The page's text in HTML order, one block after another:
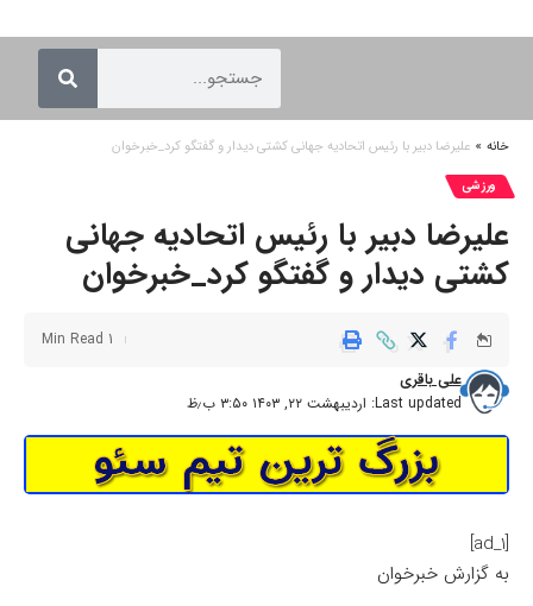
خانه » علیرضا دبیر با رئیس اتحادیه جهانی کشتی دیدار و گفتگو کرد_خبرخوان
ورزشی
علیرضا دبیر با رئیس اتحادیه جهانی
کشتی دیدار و گفتگو کرد_خبرخوان
Last updated: اردیبهشت ۲۲, ۱۴۰۳ ۳:۵۰ ب٫ظ
علی باقری
1 Min Read
[ad_1]
به گزارش خبرخوان